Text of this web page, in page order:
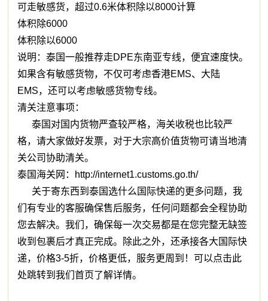
可走敏感货，超过0.6米体积除以8000计算
体积除6000
体积除以6000
说明：泰国一般推荐走DPE东南亚专线，便宜速度快。
如果含有敏感货物，不仅可考虑香港EMS、大陆
EMS，还可以考虑敏感货物专线。
清关注意事项：
泰国对国内货物严查较严格，海关收税也比较严
格，请大家做好发票，对于大宗高价值货物可请当地清
关公司协助清关。
泰国海关网：http://internet1.customs.go.th/
关于寄东西到泰国选什么国际快递的更多问题，我
们有专业的客服确保售后服务，任何问题都会全程协助
您去解决。我们，确保每一次交易都是在您完整无缺签
收到包裹后才真正完成。除此之外，还承接各大国际快
递，价格3-5折，价格更低，服务更周到！可以点击此
处跳转到我们首页了解详情。